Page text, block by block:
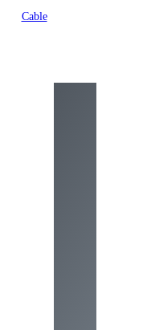
Cable